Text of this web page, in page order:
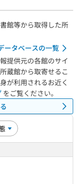
館等から取得した所
ータベースの一覧
提供元の各館のサイ
蔵館から取寄せるこ
が利用されるお近く
をご覧ください。